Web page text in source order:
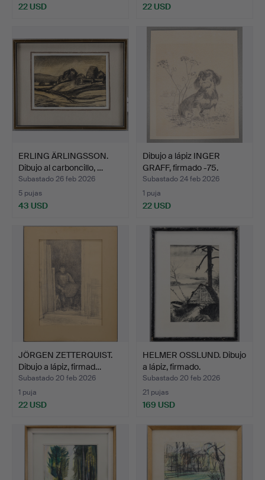
22 USD 22 USD
ERLING ÄRLINGSSON.
Dibujo al carboncillo, …
Subastado 26 feb 2026
5 pujas
43 USD
Dibujo a lápiz INGER
GRAFF, firmado -75.
Subastado 24 feb 2026
1 puja
22 USD
JÖRGEN ZETTERQUIST.
Dibujo a lápiz, firmad…
Subastado 20 feb 2026
1 puja
22 USD
HELMER OSSLUND. Dibujo
a lápiz, firmado.
Subastado 20 feb 2026
21 pujas
169 USD